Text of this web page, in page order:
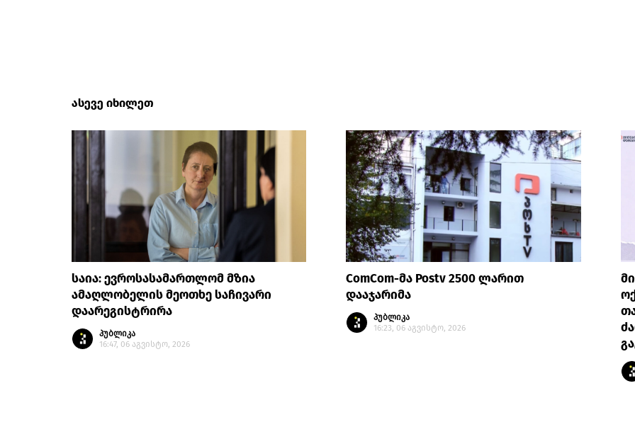
ასევე იხილეთ
საია: ევროსასამართლომ მზია
ამაღლობელის მეოთხე საჩივარი
დაარეგისტრირა
პუბლიკა
16:47, 06 აგვისტო, 2026
ComCom-მა Postv 2500 ლარით
დააჯარიმა
პუბლიკა
16:23, 06 აგვისტო, 2026